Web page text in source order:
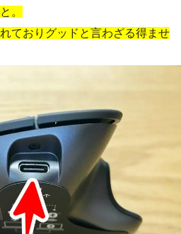
。
ておりグッドと言わざる得ませ